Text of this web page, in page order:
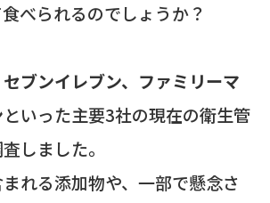
べられるのでしょうか？
セブンイレブン、ファミリーマ
といった主要3社の現在の衛生管
しました。
れる添加物や、一部で懸念さ